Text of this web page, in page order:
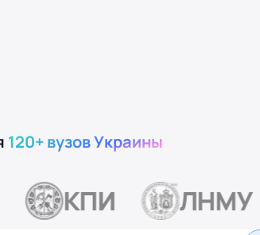
120+ вузов Украины
КПИ ЛНМУ